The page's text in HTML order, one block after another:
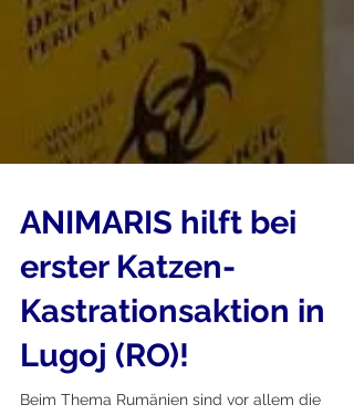
ANIMARIS hilft bei
erster Katzen-
Kastrationsaktion in
Lugoj (RO)!